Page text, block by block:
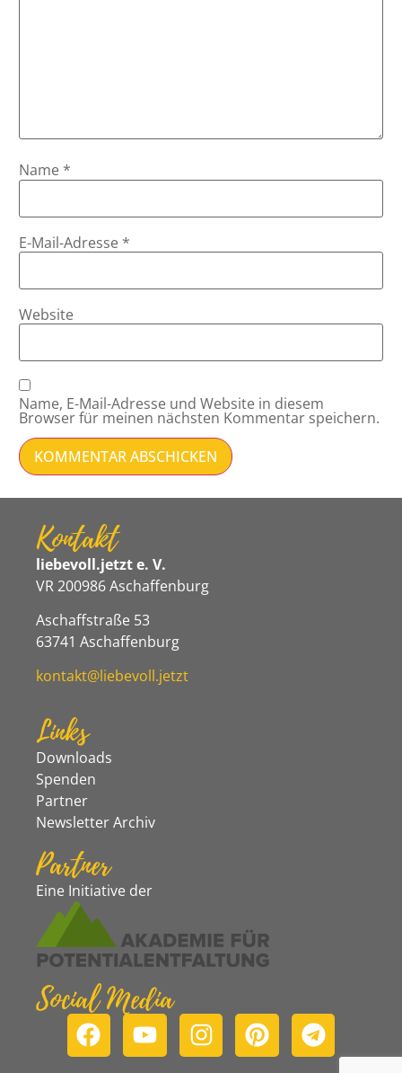
Name *
E-Mail-Adresse *
Website
Name, E-Mail-Adresse und Website in diesem
Browser für meinen nächsten Kommentar speichern.
Kontakt
liebevoll.jetzt e. V.
VR 200986 Aschaffenburg
Aschaffstraße 53
63741 Aschaffenburg
kontakt@liebevoll.jetzt
Links
Downloads
Spenden
Partner
Newsletter Archiv
Partner
Eine Initiative der
Social Media